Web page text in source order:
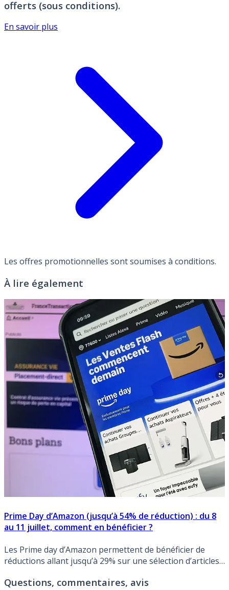
offerts (sous conditions).
En savoir plus
Les offres promotionnelles sont soumises à conditions.
À lire également
Prime Day d’Amazon (jusqu’à 54% de réduction) : du 8
au 11 juillet, comment en bénéficier ?
Les Prime day d’Amazon permettent de bénéficier de
réductions allant jusqu’à 29% sur une sélection d’articles
Questions, commentaires, avis